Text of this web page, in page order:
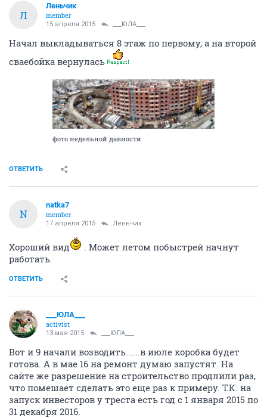
Л
Леньчик
member
15 апреля 2015 ___ЮЛА___
Начал выкладываться 8 этаж по первому, а на второй
сваебойка вернулась
фото недельной давности
ОТВЕТИТЬ
N
natka7
member
17 апреля 2015 Леньчик
Хороший вид
. Может летом побыстрей начнут
работать.
ОТВЕТИТЬ
___ЮЛА___
activist
13 мая 2015 ___ЮЛА___
Вот и 9 начали возводить......в июле коробка будет
готова. А в мае 16 на ремонт думаю запустят. На
сайте же разрешение на строительство продлили раз,
что помешает сделать это еще раз к примеру. Т.К. на
запуск инвесторов у треста есть год с 1 января 2015 по
31 декабря 2016.